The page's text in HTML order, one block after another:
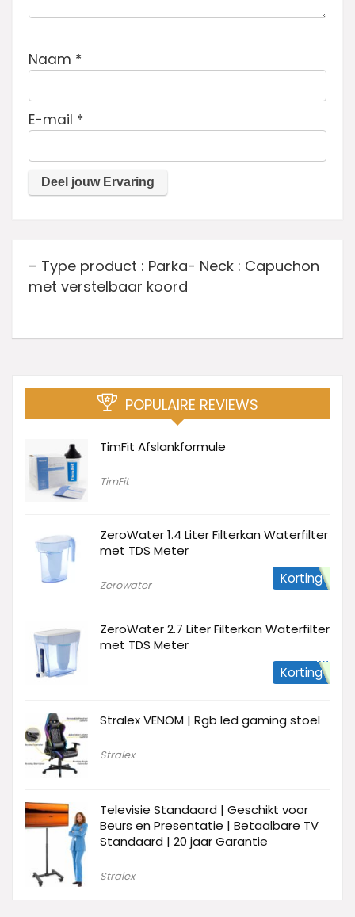
Naam *
E-mail *
– Type product : Parka- Neck : Capuchon
met verstelbaar koord
POPULAIRE REVIEWS
TimFit Afslankformule
TimFit
ZeroWater 1.4 Liter Filterkan Waterfilter
met TDS Meter
Zerowater Korting
ZeroWater 2.7 Liter Filterkan Waterfilter
met TDS Meter
Korting
Stralex VENOM | Rgb led gaming stoel
Stralex
Televisie Standaard | Geschikt voor
Beurs en Presentatie | Betaalbare TV
Standaard | 20 jaar Garantie
Stralex